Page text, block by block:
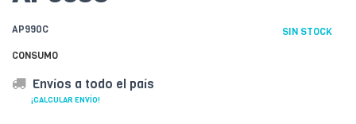
AP990C
SIN STOCK
CONSUMO
Envíos a todo el país
¡CALCULAR ENVÍO!